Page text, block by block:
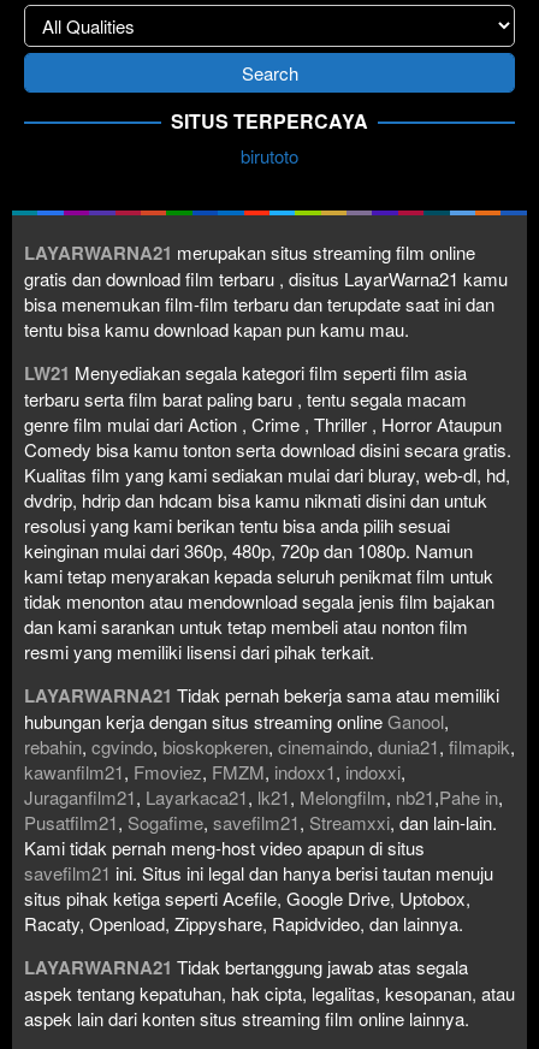
SITUS TERPERCAYA
birutoto
LAYARWARNA21 merupakan situs streaming film online
gratis dan download film terbaru , disitus LayarWarna21 kamu
bisa menemukan film-film terbaru dan terupdate saat ini dan
tentu bisa kamu download kapan pun kamu mau.
LW21 Menyediakan segala kategori film seperti film asia
terbaru serta film barat paling baru , tentu segala macam
genre film mulai dari Action , Crime , Thriller , Horror Ataupun
Comedy bisa kamu tonton serta download disini secara gratis.
Kualitas film yang kami sediakan mulai dari bluray, web-dl, hd,
dvdrip, hdrip dan hdcam bisa kamu nikmati disini dan untuk
resolusi yang kami berikan tentu bisa anda pilih sesuai
keinginan mulai dari 360p, 480p, 720p dan 1080p. Namun
kami tetap menyarakan kepada seluruh penikmat film untuk
tidak menonton atau mendownload segala jenis film bajakan
dan kami sarankan untuk tetap membeli atau nonton film
resmi yang memiliki lisensi dari pihak terkait.
LAYARWARNA21 Tidak pernah bekerja sama atau memiliki
hubungan kerja dengan situs streaming onlineGanool,
rebahin, cgvindo, bioskopkeren, cinemaindo, dunia21, filmapik,
kawanfilm21, Fmoviez, FMZM, indoxx1, indoxxi,
Juraganfilm21, Layarkaca21, lk21, Melongfilm, nb21,Pahe in,
Pusatfilm21, Sogafime, savefilm21, Streamxxi, dan lain-lain.
Kami tidak pernah meng-host video apapun di situs
savefilm21 ini. Situs ini legal dan hanya berisi tautan menuju
situs pihak ketiga seperti Acefile, Google Drive, Uptobox,
Racaty, Openload, Zippyshare, Rapidvideo, dan lainnya.
LAYARWARNA21 Tidak bertanggung jawab atas segala
aspek tentang kepatuhan, hak cipta, legalitas, kesopanan, atau
aspek lain dari konten situs streaming film online lainnya.